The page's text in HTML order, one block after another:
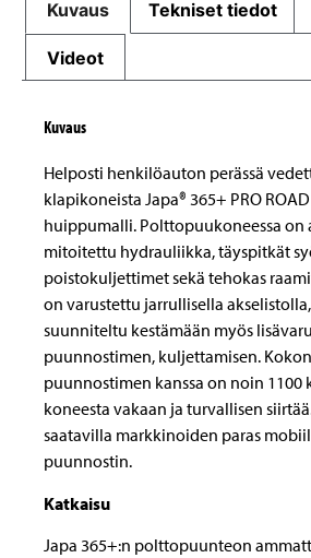
Kuvaus Tekniset tiedot
Videot
Kuvaus
Helposti henkilöauton perässä
klapikoneista Japa® 365+ PRO
huippumalli. Polttopuukoneessa
mitoitettu hydrauliikka, täyspitkät
poistokuljettimet sekä tehokas
on varustettu jarrullisella
suunniteltu kestämään myös
puunnostimen, kuljettamisen.
puunnostimen kanssa on noin 1100
koneesta vakaan ja turvallisen
saatavilla markkinoiden paras
puunnostin.
Katkaisu
Japa 365+:n polttopuunteon